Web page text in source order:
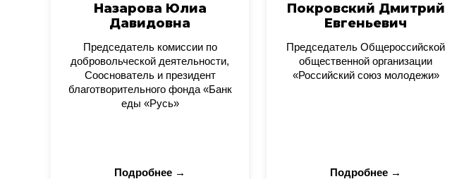
Назарова Юлиа
Давидовна
Председатель комиссии по
добровольческой деятельности,
Сооснователь и президент
благотворительного фонда «Банк
еды «Русь»
Подробнее →
Покровский Дмитрий
Евгеньевич
Председатель Общероссийской
общественной организации
«Российский союз молодежи»
Подробнее →